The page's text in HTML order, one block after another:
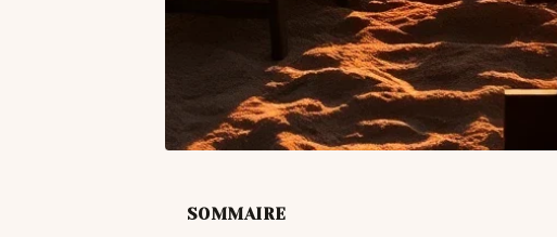
SOMMAIRE